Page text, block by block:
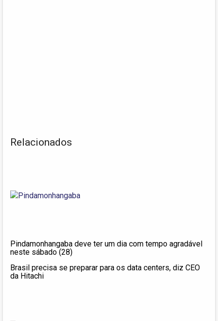
Relacionados
Pindamonhangaba deve ter um dia com tempo agradável
neste sábado (28)
Brasil precisa se preparar para os data centers, diz CEO
da Hitachi